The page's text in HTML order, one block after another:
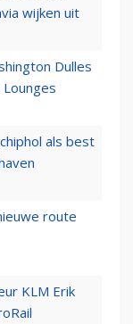
wijken uit
Dulles
als best
route
KLM Erik